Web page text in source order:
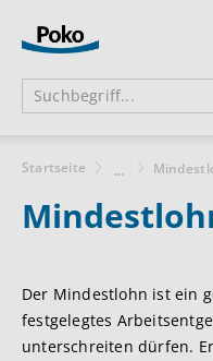
Startseite ...
Der Mindestlohn ist ein
festgelegtes
unterschreiten dürfen.